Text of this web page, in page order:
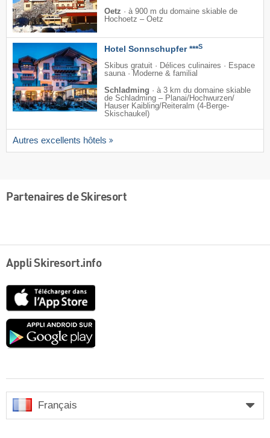
Oetz · à 900 m du domaine skiable de
Hochoetz – Oetz
Hotel Sonnschupfer ***S
Skibus gratuit · Délices culinaires · Espace
sauna · Moderne & familial
Schladming · à 3 km du domaine skiable
de Schladming – Planai/​Hochwurzen/​
Hauser Kaibling/​Reiteralm (4-Berge-
Skischaukel)
Autres excellents hôtels
Partenaires de Skiresort
Appli Skiresort.info
Google
Français